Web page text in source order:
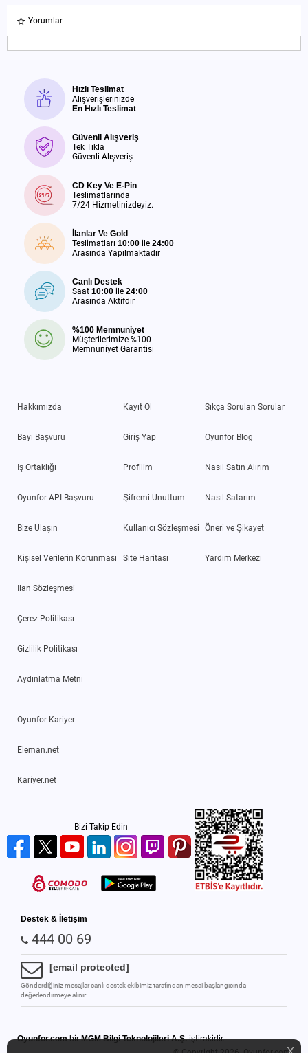
Yorumlar
Hızlı Teslimat
Alışverişlerinizde
En Hızlı Teslimat
Güvenli Alışveriş
Tek Tıkla
Güvenli Alışveriş
CD Key Ve E-Pin
Teslimatlarında
7/24 Hizmetinizdeyiz.
İlanlar Ve Gold
Teslimatları 10:00 ile 24:00
Arasında Yapılmaktadır
Canlı Destek
Saat 10:00 ile 24:00
Arasında Aktifdir
%100 Memnuniyet
Müşterilerimize %100
Memnuniyet Garantisi
Hakkımızda
Bayi Başvuru
İş Ortaklığı
Oyunfor API Başvuru
Bize Ulaşın
Kişisel Verilerin Korunması
İlan Sözleşmesi
Çerez Politikası
Gizlilik Politikası
Aydınlatma Metni
Kayıt Ol
Giriş Yap
Profilim
Şifremi Unuttum
Kullanıcı Sözleşmesi
Site Haritası
Sıkça Sorulan Sorular
Oyunfor Blog
Nasıl Satın Alırım
Nasıl Satarım
Öneri ve Şikayet
Yardım Merkezi
Oyunfor Kariyer
Eleman.net
Kariyer.net
Bizi Takip Edin
Destek & İletişim
444 00 69
[email protected]
Gönderdiğiniz mesajlar canlı destek ekibimiz tarafından mesai başlangıcında
değerlendirmeye alınır
Oyunfor.combirMGM Bilgi Teknolojileri A.Ş.iştirakidir.